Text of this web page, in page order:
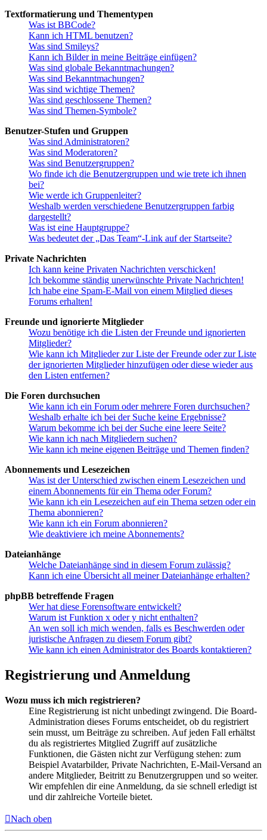
Textformatierung und Thementypen
Was ist BBCode?
Kann ich HTML benutzen?
Was sind Smileys?
Kann ich Bilder in meine Beiträge einfügen?
Was sind globale Bekanntmachungen?
Was sind Bekanntmachungen?
Was sind wichtige Themen?
Was sind geschlossene Themen?
Was sind Themen-Symbole?
Benutzer-Stufen und Gruppen
Was sind Administratoren?
Was sind Moderatoren?
Was sind Benutzergruppen?
Wo finde ich die Benutzergruppen und wie trete ich ihnen
bei?
Wie werde ich Gruppenleiter?
Weshalb werden verschiedene Benutzergruppen farbig
dargestellt?
Was ist eine Hauptgruppe?
Was bedeutet der „Das Team“-Link auf der Startseite?
Private Nachrichten
Ich kann keine Privaten Nachrichten verschicken!
Ich bekomme ständig unerwünschte Private Nachrichten!
Ich habe eine Spam-E-Mail von einem Mitglied dieses
Forums erhalten!
Freunde und ignorierte Mitglieder
Wozu benötige ich die Listen der Freunde und ignorierten
Mitglieder?
Wie kann ich Mitglieder zur Liste der Freunde oder zur Liste
der ignorierten Mitglieder hinzufügen oder diese wieder aus
den Listen entfernen?
Die Foren durchsuchen
Wie kann ich ein Forum oder mehrere Foren durchsuchen?
Weshalb erhalte ich bei der Suche keine Ergebnisse?
Warum bekomme ich bei der Suche eine leere Seite?
Wie kann ich nach Mitgliedern suchen?
Wie kann ich meine eigenen Beiträge und Themen finden?
Abonnements und Lesezeichen
Was ist der Unterschied zwischen einem Lesezeichen und
einem Abonnements für ein Thema oder Forum?
Wie kann ich ein Lesezeichen auf ein Thema setzen oder ein
Thema abonnieren?
Wie kann ich ein Forum abonnieren?
Wie deaktiviere ich meine Abonnements?
Dateianhänge
Welche Dateianhänge sind in diesem Forum zulässig?
Kann ich eine Übersicht all meiner Dateianhänge erhalten?
phpBB betreffende Fragen
Wer hat diese Forensoftware entwickelt?
Warum ist Funktion x oder y nicht enthalten?
An wen soll ich mich wenden, falls es Beschwerden oder
juristische Anfragen zu diesem Forum gibt?
Wie kann ich einen Administrator des Boards kontaktieren?
Registrierung und Anmeldung
Wozu muss ich mich registrieren?
Eine Registrierung ist nicht unbedingt zwingend. Die Board-
Administration dieses Forums entscheidet, ob du registriert
sein musst, um Beiträge zu schreiben. Auf jeden Fall erhältst
du als registriertes Mitglied Zugriff auf zusätzliche
Funktionen, die Gästen nicht zur Verfügung stehen: zum
Beispiel Avatarbilder, Private Nachrichten, E-Mail-Versand an
andere Mitglieder, Beitritt zu Benutzergruppen und so weiter.
Wir empfehlen dir eine Anmeldung, da sie schnell erledigt ist
und dir zahlreiche Vorteile bietet.
Nach oben